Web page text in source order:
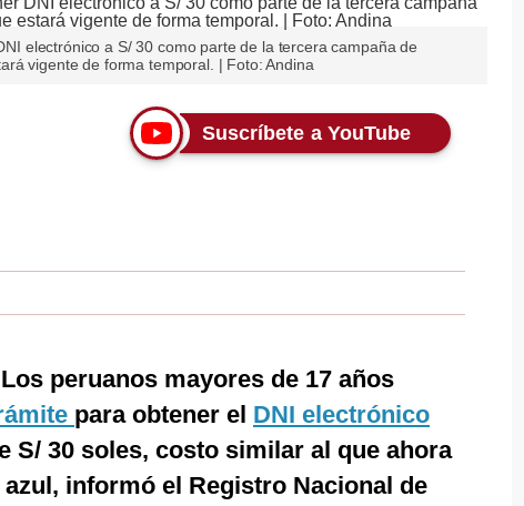
electrónico a S/ 30 como parte de la tercera campaña de
vigente de forma temporal. | Foto: Andina
Suscríbete a YouTube
peruanos mayores de 17 años
para obtener el DNI electrónico
S/ 30 soles, costo similar al que ahora
informó el Registro Nacional de